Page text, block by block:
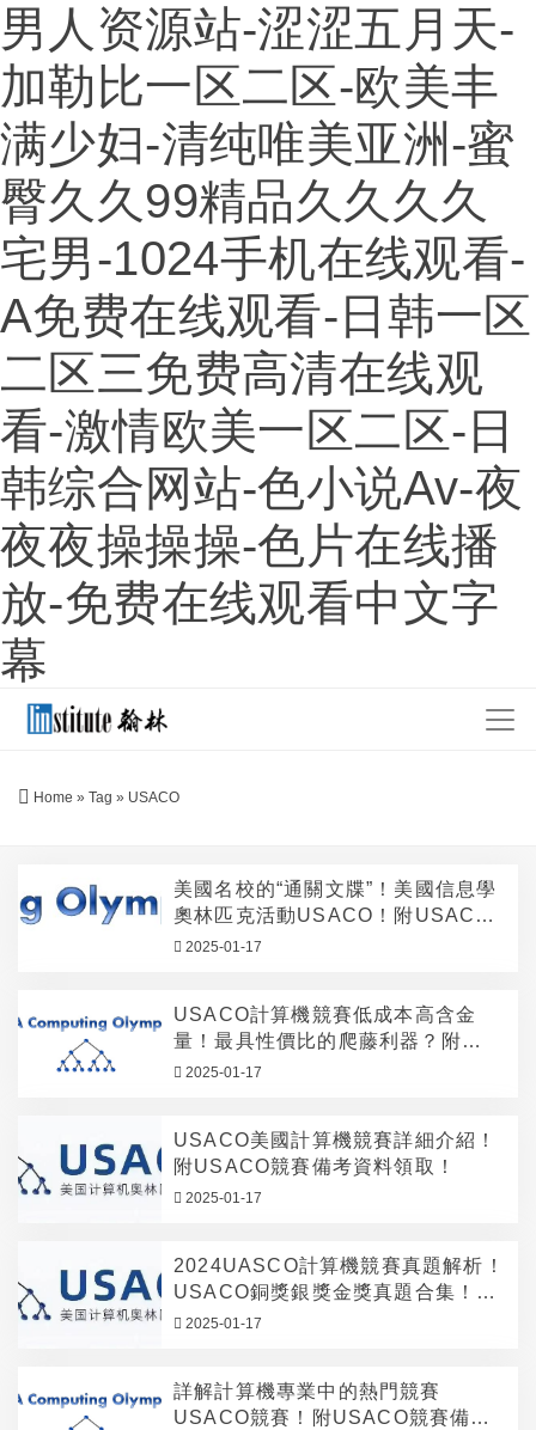
男人资源站-涩涩五月天-
加勒比一区二区-欧美丰
满少妇-清纯唯美亚洲-蜜
臀久久99精品久久久久
宅男-1024手机在线观看-
A免费在线观看-日韩一区
二区三免费高清在线观
看-激情欧美一区二区-日
韩综合网站-色小说av-夜
夜夜操操操-色片在线播
放-免费在线观看中文字
幕
Home » Tag » USACO
美國名校的“通關文牒”！美國信息學
奧林匹克活動USACO！附USACO
競賽備考資料領取！
2025-01-17
USACO計算機競賽低成本高含金
量！最具性價比的爬藤利器？附
USACO競賽備考資料領取！
2025-01-17
USACO美國計算機競賽詳細介紹！
附USACO競賽備考資料領取！
2025-01-17
2024UASCO計算機競賽真題解析！
USACO銅獎銀獎金獎真題合集！附
備考資料領取！
2025-01-17
詳解計算機專業中的熱門競賽
USACO競賽！附USACO競賽備考